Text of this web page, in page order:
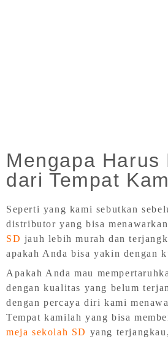
Mengapa Harus
dari Tempat
Seperti yang kami sebutkan
distributor yang bisa menawarkan
SD jauh lebih murah dan
apakah Anda bisa yakin dengan
Apakah Anda mau
dengan kualitas yang belum
dengan percaya diri kami
Tempat kamilah yang bisa
meja sekolah SD yang